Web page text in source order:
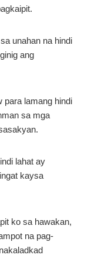
unahan na hindi
ang
para lamang hindi
sa mga
lahat ay
kaysa
ko sa hawakan,
na pag-